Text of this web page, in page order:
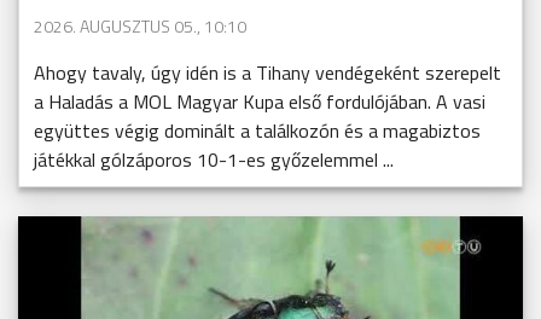
2026. AUGUSZTUS 05., 10:10
Ahogy tavaly, úgy idén is a Tihany vendégeként szerepelt
a Haladás a MOL Magyar Kupa első fordulójában. A vasi
együttes végig dominált a találkozón és a magabiztos
játékkal gólzáporos 10-1-es győzelemmel ...